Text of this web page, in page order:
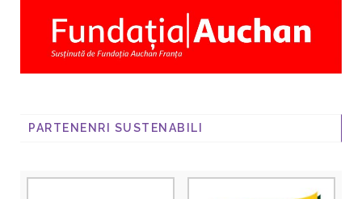
PARTENENRI SUSTENABILI